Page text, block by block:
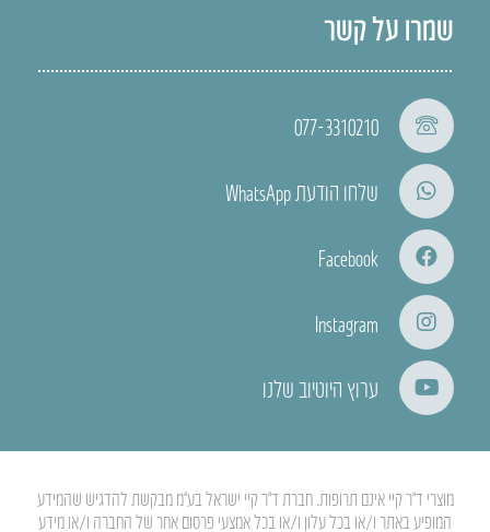
שמרו על קשר
077-3310210
שלחו הודעת WhatsApp
Facebook
Instagram
ערוץ היוטיוב שלנו
מוצרי ד”ר קיי אינם תרופות. חברת ד”ר קיי ישראל בע”מ מבקשת להדגיש שהמידע
המופיע באתר ו/או בכל עלון ו/או בכל אמצעי פרסום אחר של החברה ו/או מידע